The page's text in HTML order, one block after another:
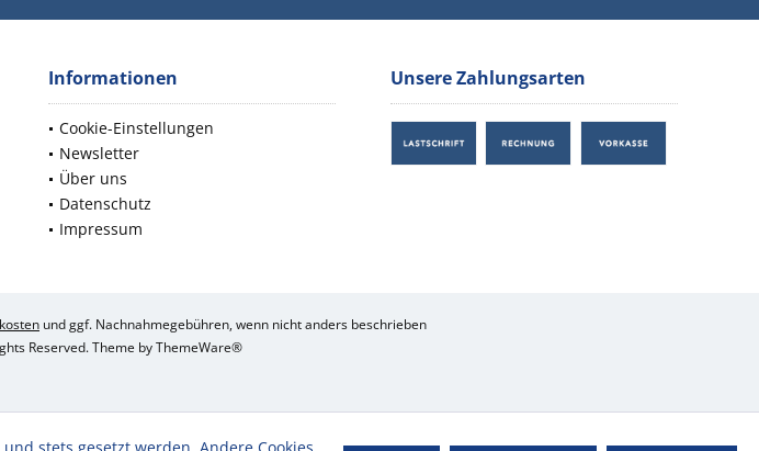
Informationen
Cookie-Einstellungen
Newsletter
Über uns
Datenschutz
Impressum
Unsere Zahlungsarten
und ggf. Nachnahmegebühren, wenn nicht anders beschrieben
Reserved. Theme byThemeWare®